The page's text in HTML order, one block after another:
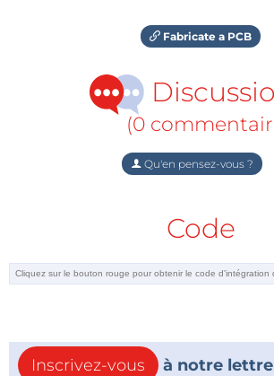
Fabricate a PCB
(0
Qu'en pensez-vous ?
Code
Inscrivez-vous
à notre lettre